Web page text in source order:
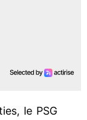
le PSG